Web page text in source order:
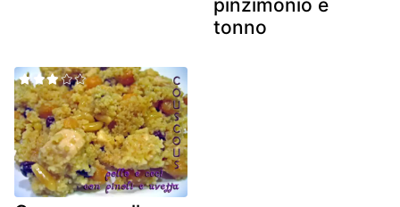
pinzimonio e
tonno